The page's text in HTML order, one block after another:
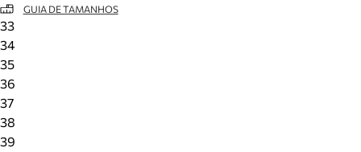
GUIA DE TAMANHOS
33
34
35
36
37
38
39